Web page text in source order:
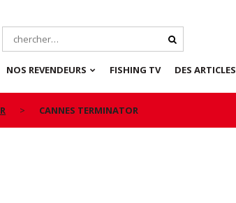
NOS REVENDEURS FISHING TV DES ARTICLES
CANNES TERMINATOR